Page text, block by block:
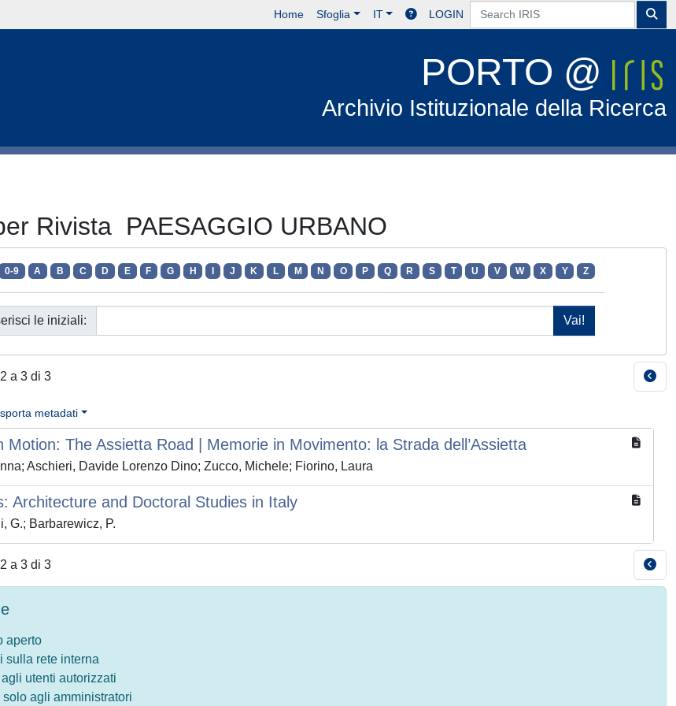
Home Sfoglia IT LOGIN
PORTO @
Archivio Istituzionale della Ricerca
Rivista PAESAGGIO URBANO
0-9 A B C D E F G H J K L M N O P Q R S T U V W X Y Z
le iniziali:
a 3 di 3
metadati
Motion: The Assietta Road | Memorie in Movimento: la Strada dell’Assietta
Aschieri, Davide Lorenzo Dino; Zucco, Michele; Fiorino, Laura
Architecture and Doctoral Studies in Italy
G.; Barbarewicz, P.
a 3 di 3
aperto
sulla rete interna
utenti autorizzati
agli amministratori